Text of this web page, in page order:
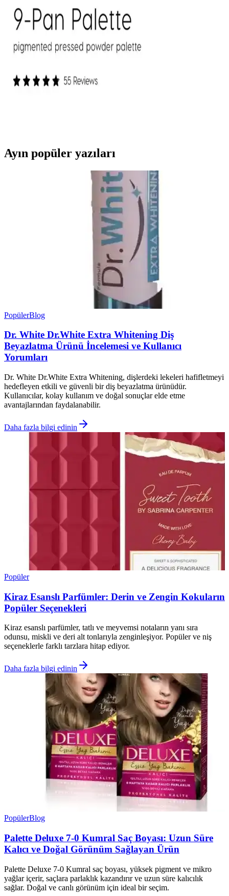
Doğal Dudaklar İçin Uygun Seçenek
Mac XIMAL Silky Matte Ruj, yüksek pigmentasyon ve doğal
ambalajıyla öne çıkan şık bir makyaj ürünüdür.
Performansı ve Kullanıcı Deneyimleri
Ayın popüler yazıları
PopülerBlog
Dr. White Dr.White Extra Whitening Diş
Beyazlatma Ürünü İncelemesi ve Kullanıcı
Yorumları
Dr. White Dr.White Extra Whitening, dişlerdeki lekeleri hafifletmeyi
hedefleyen etkili ve güvenli bir diş beyazlatma ürünüdür.
Kullanıcılar, kolay kullanım ve doğal sonuçlar elde etme
avantajlarından faydalanabilir.
Daha fazla bilgi edinin
Popüler
Kiraz Esanslı Parfümler: Derin ve Zengin Kokuların
Popüler Seçenekleri
Kiraz esanslı parfümler, tatlı ve meyvemsi notaların yanı sıra
odunsu, miskli ve deri alt tonlarıyla zenginleşiyor. Popüler ve niş
seçeneklerle farklı tarzlara hitap ediyor.
Daha fazla bilgi edinin
PopülerBlog
Palette Deluxe 7-0 Kumral Saç Boyası: Uzun Süre
Kalıcı ve Doğal Görünüm Sağlayan Ürün
Palette Deluxe 7-0 Kumral saç boyası, yüksek pigment ve mikro
yağlar içerir, saçlara parlaklık kazandırır ve uzun süre kalıcılık
sağlar. Doğal ve canlı görünüm için ideal bir seçim.